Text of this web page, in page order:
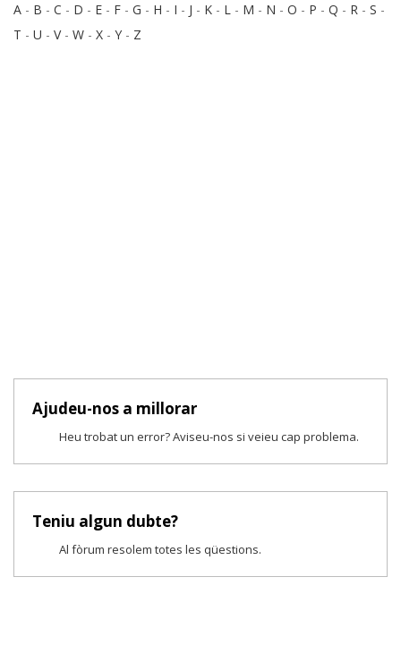
A - B - C - D - E - F - G - H - I - J - K - L - M - N - O - P - Q - R - S -
T - U - V- W - X - Y - Z
Ajudeu-nos a millorar
Heu trobat un error? Aviseu-nos si veieu cap problema.
Teniu algun dubte?
Al fòrum resolem totes les qüestions.